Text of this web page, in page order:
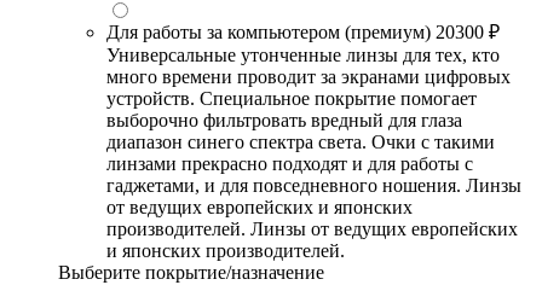
Для работы за компьютером (премиум) 20300 ₽
Универсальные утонченные линзы для тех, кто
много времени проводит за экранами цифровых
устройств. Специальное покрытие помогает
выборочно фильтровать вредный для глаза
диапазон синего спектра света. Очки с такими
линзами прекрасно подходят и для работы с
гаджетами, и для повседневного ношения. Линзы
от ведущих европейских и японских
производителей. Линзы от ведущих европейских
и японских производителей.
Выберите покрытие/назначение